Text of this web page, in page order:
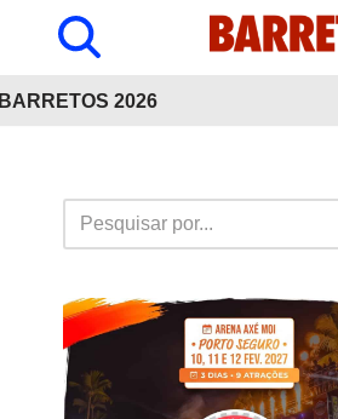
BARRETOS 2026